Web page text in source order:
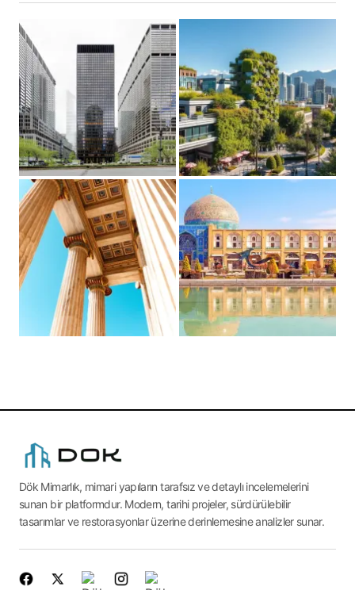
Dök Mimarlık, mimari yapıların tarafsız ve detaylı incelemelerini
sunan bir platformdur. Modern, tarihi projeler, sürdürülebilir
tasarımlar ve restorasyonlar üzerine derinlemesine analizler sunar.